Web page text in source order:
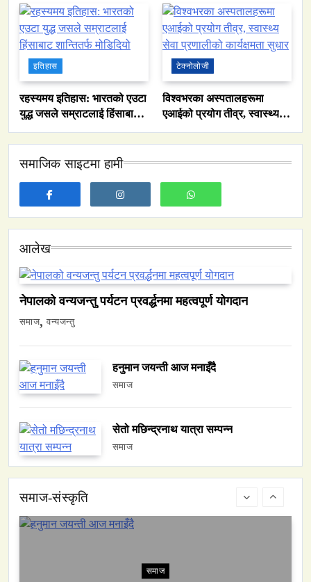
इतिहास
रहस्यमय इतिहास: भारतको एउटा
युद्ध जसले सम्राटलाई हिंसाबाट
टेक्नोलोजी
विश्वभरका अस्पतालहरूमा
एआईको प्रयोग तीव्र, स्वास्थ्य
समाजिक साइटमा हामी
आलेख
नेपालको वन्यजन्तु पर्यटन प्रवर्द्धनमा महत्वपूर्ण योगदान
समाज वन्यजन्तु
हनुमान जयन्ती आज मनाइँदै
समाज
सेतो मछिन्द्रनाथ यात्रा सम्पन्न
समाज
समाज-संस्कृति
समाज
नेपालमा युनिफिकेशन चर्चको सम्बन्ध उजागर
वन्यजन्तु
नेपालको वन्यजन्तु पर्यटन प्रवर्द्धनमा महत्वपूर्ण योगदान
समाज